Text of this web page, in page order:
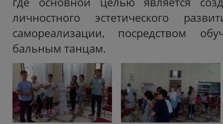
личностного эстетического
самореализации, посредством
бальным танцам.